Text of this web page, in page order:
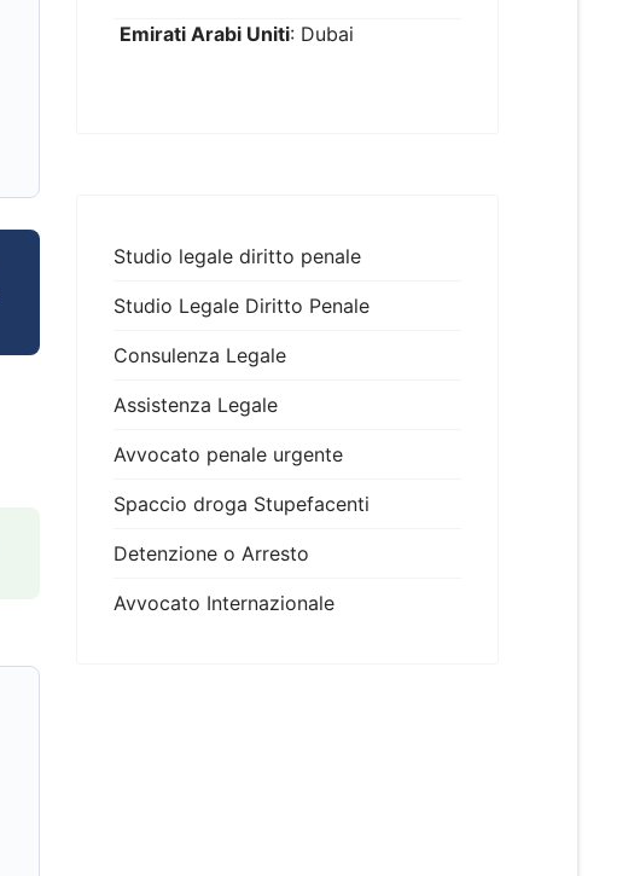
Emirati Arabi Uniti: Dubai
Studio legale diritto penale
Studio Legale Diritto Penale
Consulenza Legale
Assistenza Legale
Avvocato penale urgente
Spaccio droga Stupefacenti
Detenzione o Arresto
Avvocato Internazionale